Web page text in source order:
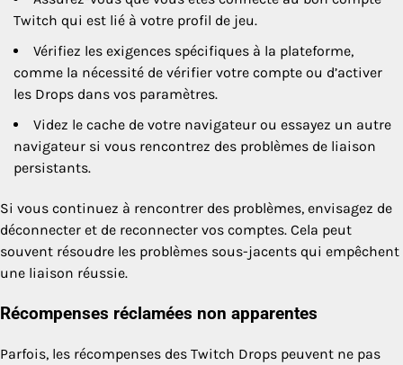
Twitch qui est lié à votre profil de jeu.
Vérifiez les exigences spécifiques à la plateforme,
comme la nécessité de vérifier votre compte ou d’activer
les Drops dans vos paramètres.
Videz le cache de votre navigateur ou essayez un autre
navigateur si vous rencontrez des problèmes de liaison
persistants.
Si vous continuez à rencontrer des problèmes, envisagez de
déconnecter et de reconnecter vos comptes. Cela peut
souvent résoudre les problèmes sous-jacents qui empêchent
une liaison réussie.
Récompenses réclamées non apparentes
Parfois, les récompenses des Twitch Drops peuvent ne pas